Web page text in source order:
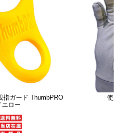
指ガード ThumbPRO
エロー
使